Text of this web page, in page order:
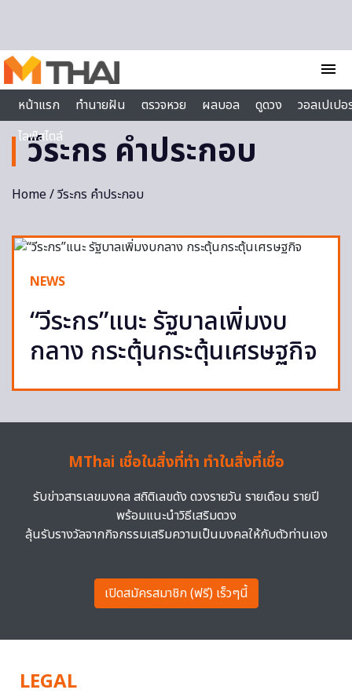
menu
หน้าแรก
ทำนายฝัน ตรวจหวย ผลบอล ดูดวง
วอลเปเป
ไลฟ์สไตล์
วีระกร คำประกอบ
Home/ วีระกร คำประกอบ
NEWS
“วีระกร”แนะ รัฐบาลเพิ่มงบ
กลาง กระตุ้นกระตุ้นเศรษฐกิจ
MThai เชื่อในสิ่งที่ทำ ทำในสิ่งที่เชื่อ
รับข่าวสารเลขมงคล สถิติเลขดัง ดวงรายวัน รายเดือน รายปี
พร้อมแนะนำวิธีเสริมดวง
ลุ้นรับรางวัลจากกิจกรรมเสริมความเป็นมงคลให้กับตัวท่านเอง
เปิดสมัครสมาชิก (ฟรี) เร็วๆนี้
LEGAL